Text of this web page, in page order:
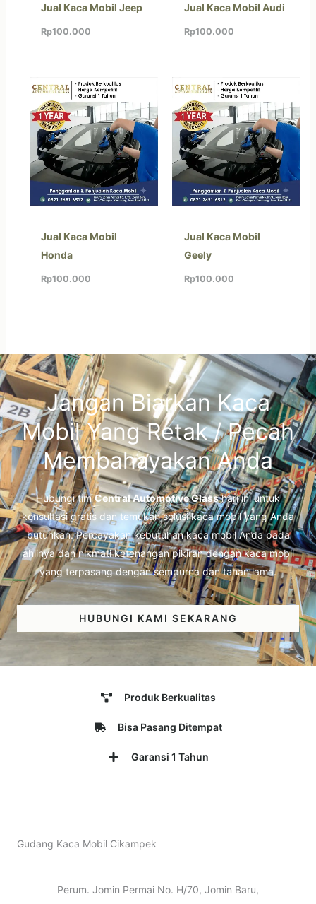
Jual Kaca Mobil Jeep
Rp100.000
Jual Kaca Mobil Audi
Rp100.000
Jual Kaca Mobil
Honda
Rp100.000
Jual Kaca Mobil
Geely
Rp100.000
Jangan Biarkan Kaca
Mobil Yang Retak / Pecah
Membahayakan Anda
Hubungi timCentral Automotive Glasshari ini untuk
konsultasi gratis dan temukan solusi kaca mobil yang Anda
butuhkan. Percayakan kebutuhan kaca mobil Anda pada
ahlinya dan nikmati ketenangan pikiran dengan kaca mobil
yang terpasang dengan sempurna dan tahan lama.
HUBUNGI KAMI SEKARANG
Produk Berkualitas
Bisa Pasang Ditempat
Garansi 1 Tahun
Gudang Kaca Mobil Cikampek
Perum. Jomin Permai No. H/70, Jomin Baru,